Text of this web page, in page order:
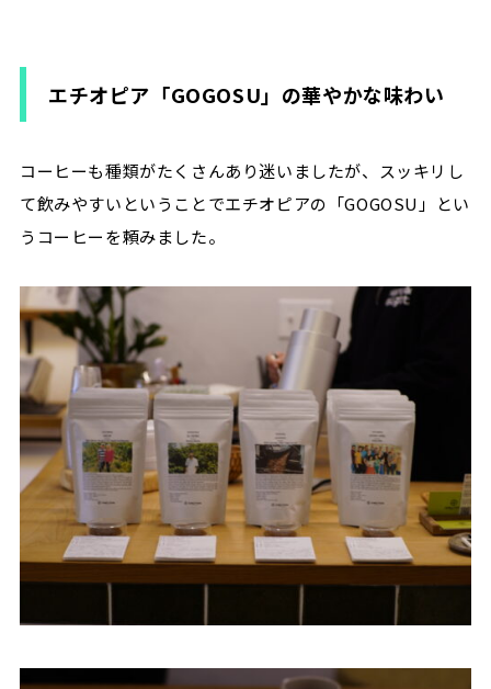
エチオピア「GOGOSU」の華やかな味わい
コーヒーも種類がたくさんあり迷いましたが、スッキリし
て飲みやすいということでエチオピアの「GOGOSU」とい
うコーヒーを頼みました。